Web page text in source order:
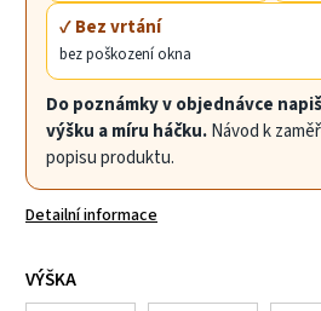
✓ Bez vrtání
bez poškození okna
Do poznámky v objednávce
výšku a míru háčku.Návod k
popisu produktu.
Detailní informace
VÝŠKA